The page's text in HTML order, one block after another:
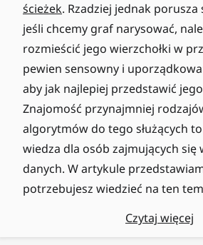
ścieżek. Rzadziej jednak
jeśli chcemy graf narysować,
rozmieścić jego wierzchołki w
pewien sensowny i
aby jak najlepiej przedstawić
Znajomość przynajmniej
algorytmów do tego służących
wiedza dla osób zajmujących się
danych. W artykule
potrzebujesz wiedzieć na ten
Czytaj więcej